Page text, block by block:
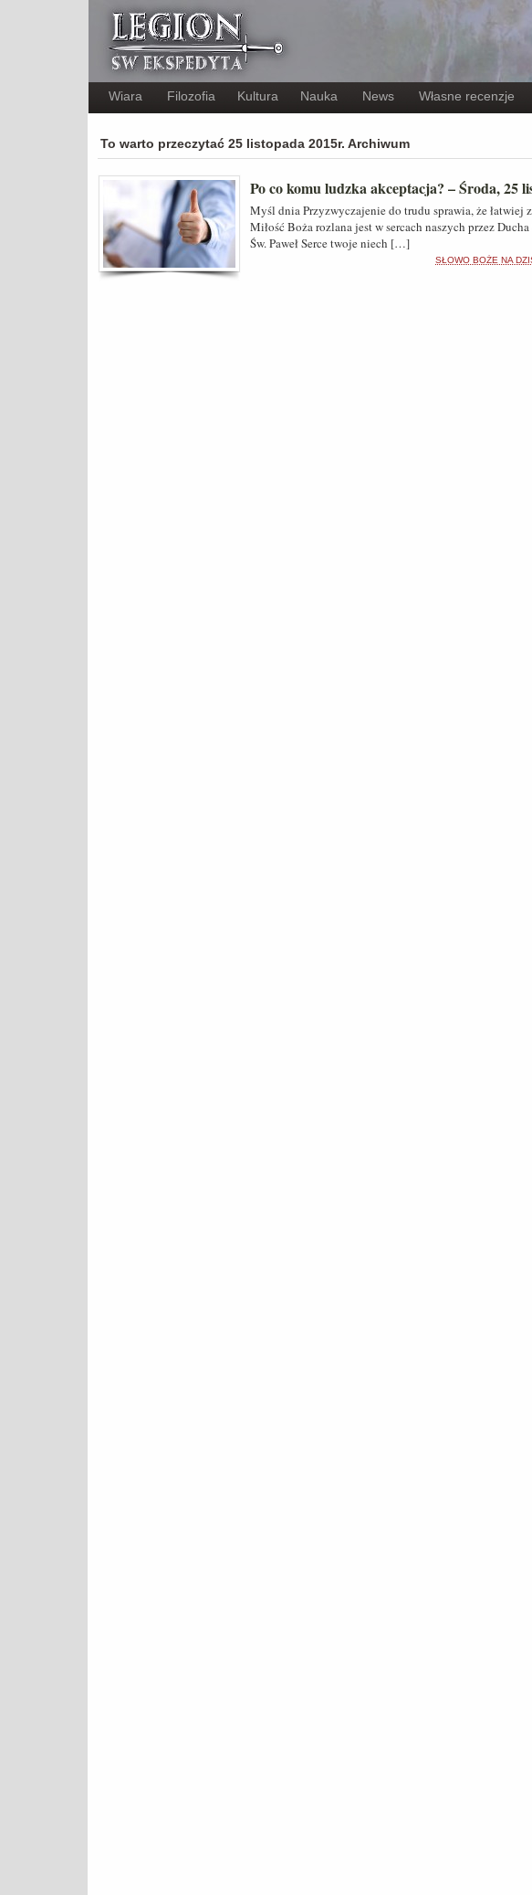
Wiara Filozofia Kultura Nauka News Własne recenzje
To warto przeczytać 25 listopada 2015r. Archiwum
Po co komu ludzka akceptacja? – Środa, 25
Myśl dnia Przyzwyczajenie do trudu sprawia, że łatwiej
Miłość Boża rozlana jest w sercach naszych przez
Św. Paweł Serce twoje niech […]
SŁOWO BOŻE NA